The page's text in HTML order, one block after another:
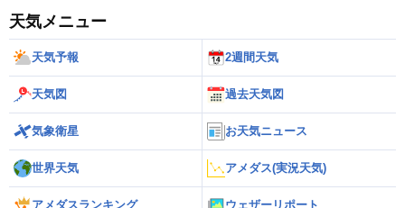
天気メニュー
天気予報 2週間天気
天気図 過去天気図
気象衛星 お天気ニュース
世界天気 アメダス(実況天気)
アメダスランキング ウェザーリポート